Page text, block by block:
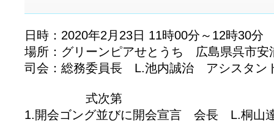
日時：2020年2月23日 11時00分～12時30分
場所：グリーンピアせとうち 広島県呉市
司会：総務委員長 L.池内誠治 アシスタン
式次第
1.開会ゴング並びに開会宣言 会長 L.桐山